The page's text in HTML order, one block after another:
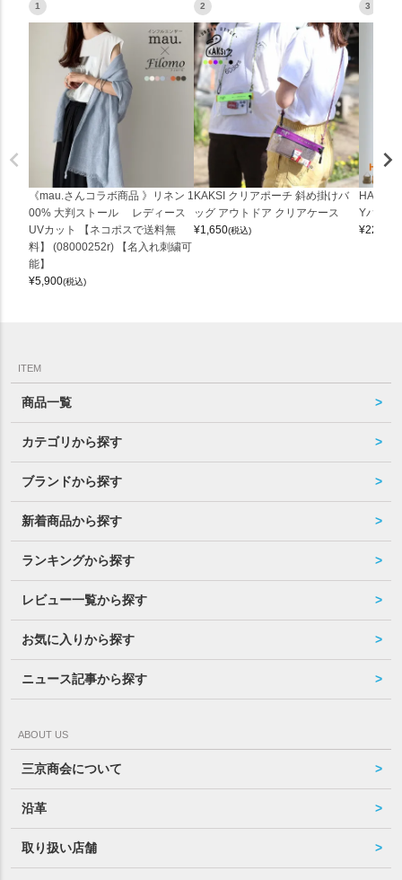
1
《mau.さんコラボ商品 》リネン 1
00% 大判ストール レディース
UVカット 【ネコポスで送料無
料】 (08000252r) 【名入れ刺繍可
能】
¥5,900(税込)
2
KAKSI クリアポーチ 斜め掛けバ
ッグ アウトドア クリアケース
¥1,650(税込)
3
Yバッグ
¥22,000
ITEM
商品一覧
カテゴリから探す
ブランドから探す
新着商品から探す
ランキングから探す
レビュー一覧から探す
お気に入りから探す
ニュース記事から探す
ABOUT US
三京商会について
沿革
取り扱い店舗